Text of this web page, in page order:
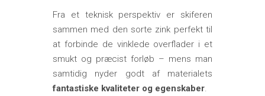
Fra et teknisk perspektiv er skiferen
sammen med den sorte zink perfekt til
at forbinde de vinklede overflader i et
smukt og præcist forløb – mens man
samtidig nyder godt af materialets
fantastiske kvaliteter og egenskaber.